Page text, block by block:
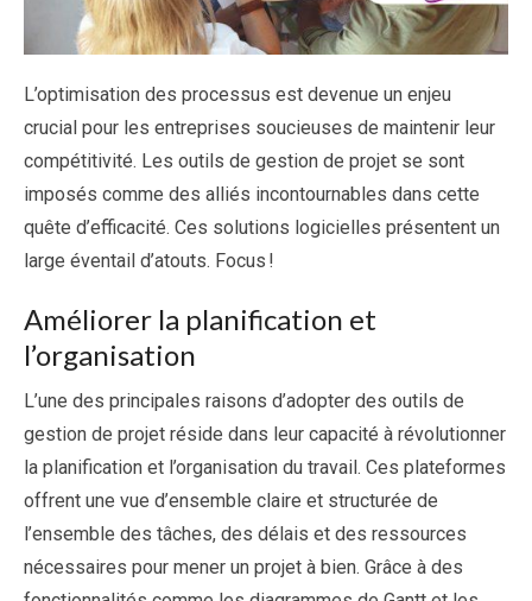
L’optimisation des processus est devenue un enjeu
crucial pour les entreprises soucieuses de maintenir leur
compétitivité. Les outils de gestion de projet se sont
imposés comme des alliés incontournables dans cette
quête d’efficacité. Ces solutions logicielles présentent un
large éventail d’atouts. Focus !
Améliorer la planification et
l’organisation
L’une des principales raisons d’adopter des outils de
gestion de projet réside dans leur capacité à révolutionner
la planification et l’organisation du travail. Ces plateformes
offrent une vue d’ensemble claire et structurée de
l’ensemble des tâches, des délais et des ressources
nécessaires pour mener un projet à bien. Grâce à des